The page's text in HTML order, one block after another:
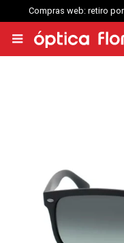
web: retiro por pickup con
